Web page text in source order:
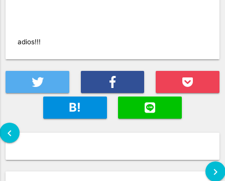
adios!!!
B!
chevron_left
chevron_right